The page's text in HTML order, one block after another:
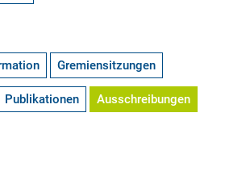
Gremiensitzungen
Publikationen Ausschreibungen